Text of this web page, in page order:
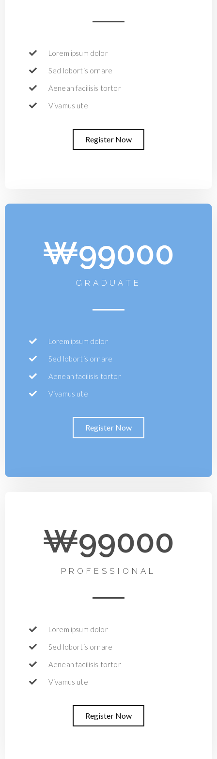
Lorem ipsum dolor
Sed lobortis ornare
Aenean facilisis tortor
Vivamus ute
Register Now
₩99000
GRADUATE
Lorem ipsum dolor
Sed lobortis ornare
Aenean facilisis tortor
Vivamus ute
Register Now
₩99000
PROFESSIONAL
Lorem ipsum dolor
Sed lobortis ornare
Aenean facilisis tortor
Vivamus ute
Register Now